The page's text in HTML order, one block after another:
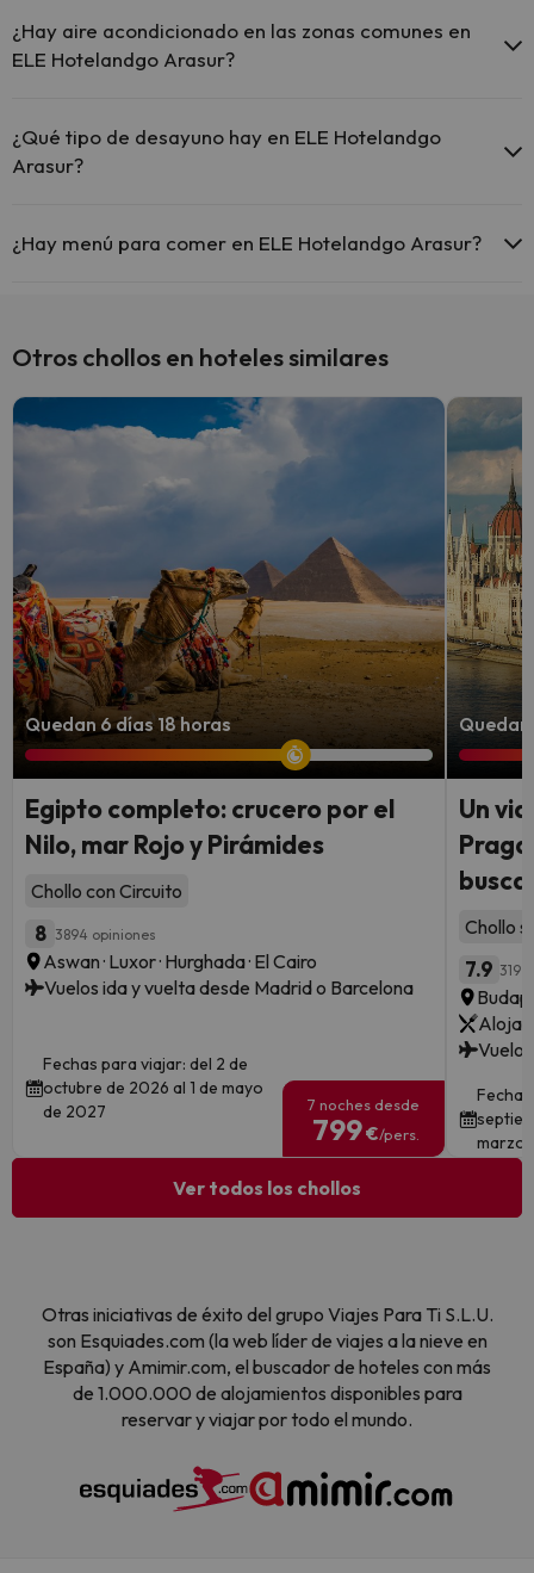
¿Hay aire acondicionado en las zonas comunes en
ELE Hotelandgo Arasur?
comunes.
¿Qué tipo de desayuno hay en ELE Hotelandgo
Arasur?
desayuno tipo buffet.
¿Hay menú para comer en ELE Hotelandgo Arasur?
Otros chollos en hoteles similares
Quedan 6 días 18 horas
Egipto completo: crucero por el
Nilo, mar Rojo y Pirámides
Chollo con Circuito
8 3894 opiniones
Aswan · Luxor · Hurghada · El Cairo
Vuelos ida y vuelta desde Madrid o Barcelona
Fechas para viajar: del 2 de
octubre de 2026 al 1 de mayo
de 2027
7 noches desde
799€/pers.
Quedan
Un
Chollo
7.9 319
marzo
Ver todos los chollos
Otras iniciativas de éxito del grupo Viajes Para Ti S.L.U.
son Esquiades.com (la web líder de viajes a la nieve en
España) y Amimir.com, el buscador de hoteles con más
de 1.000.000 de alojamientos disponibles para
reservar y viajar por todo el mundo.